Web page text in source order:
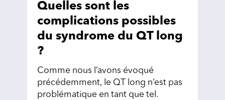
Quelles sont les
complications possibles
du syndrome du QT long
?
Comme nous l’avons évoqué
précédemment, le QT long n’est pas
problématique en tant que tel.